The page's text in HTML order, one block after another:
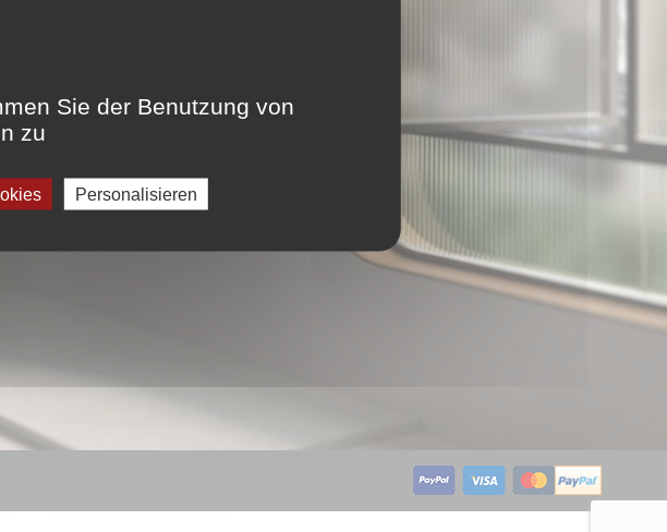
NL
Sie der Benutzung von
zu
Personalisieren